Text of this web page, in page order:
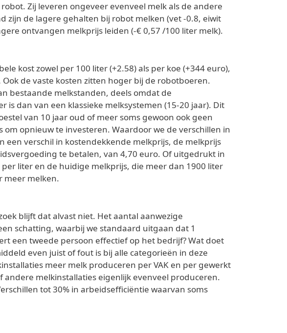
Zij leveren ongeveer evenveel melk als de andere
zijn de lagere gehalten bij robot melken (vet -0.8, eiwit
ontvangen melkprijs leiden (-€ 0,57 /100 liter melk).
kost zowel per 100 liter (+2.58) als per koe (+344 euro),
de vaste kosten zitten hoger bij de robotboeren.
bestaande melkstanden, deels omdat de
dan van een klassieke melksystemen (15-20 jaar). Dit
van 10 jaar oud of meer soms gewoon ook geen
opnieuw te investeren. Waardoor we de verschillen in
een verschil in kostendekkende melkprijs, de melkprijs
te betalen, van 4,70 euro. Of uitgedrukt in
liter en de huidige melkprijs, die meer dan 1900 liter
meer melken.
blijft dat alvast niet. Het aantal aanwezige
schatting, waarbij we standaard uitgaan dat 1
een tweede persoon effectief op het bedrijf? Wat doet
even juist of fout is bij alle categorieën in deze
meer melk produceren per VAK en per gewerkt
melkinstallaties eigenlijk evenveel produceren.
tot 30% in arbeidsefficiëntie waarvan soms